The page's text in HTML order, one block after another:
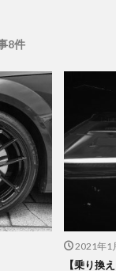
8件
2021年1
【乗り換